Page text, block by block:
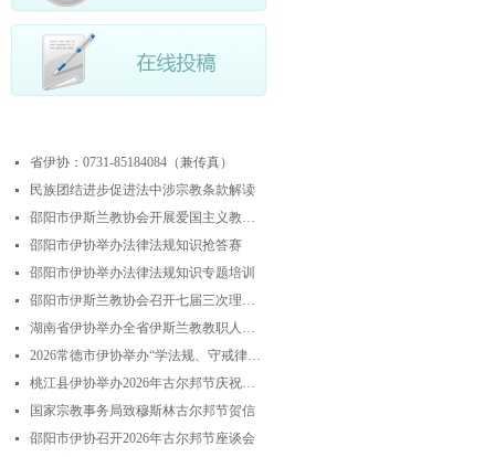
넷 省伊协：0731-85184084（兼传真）
넷 民族团结进步促进法中涉宗教条款解读
넷 邵阳市伊斯兰教协会开展爱国主义教育实践暨中华优秀传统文化研学活动
넷 邵阳市伊协举办法律法规知识抢答赛
넷 邵阳市伊协举办法律法规知识专题培训
넷 邵阳市伊斯兰教协会召开七届三次理事会
넷 湖南省伊协举办全省伊斯兰教教职人员解经培训暨“学法规、守戒律、重修为、树形象”主题演讲比赛
넷 2026常德市伊协举办“学法规、守戒律、重修为、树形象”专题阿訇培训班 暨阿訇演讲交流赛
넷 桃江县伊协举办2026年古尔邦节庆祝活动
넷 国家宗教事务局致穆斯林古尔邦节贺信
넷 邵阳市伊协召开2026年古尔邦节座谈会